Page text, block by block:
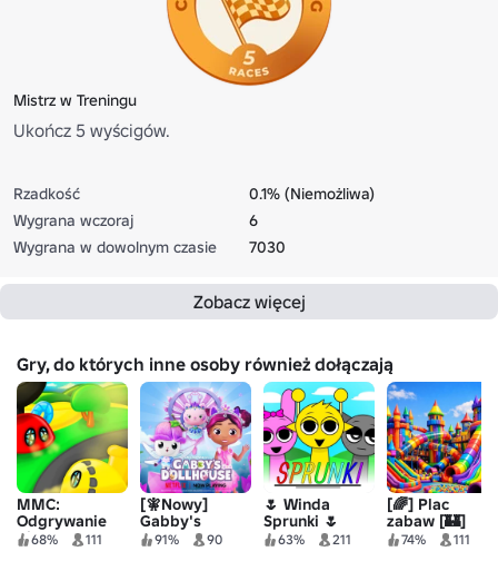
Mistrz w Treningu
Ukończ 5 wyścigów.
Rzadkość
0.1% (Niemożliwa)
Wygrana wczoraj
6
Wygrana w dowolnym czasie
7030
Zobacz więcej
Gry, do których inne osoby również dołączają
MMC:
Odgrywanie
ról!68% 111
[🧚Nowy]
Gabby's
Dollhouse
91% 90
🌷 Winda
Sprunki 🌷
63% 211
[🌈] Plac
zabaw [🏰]
ZAMKNIĘTY
74% 111